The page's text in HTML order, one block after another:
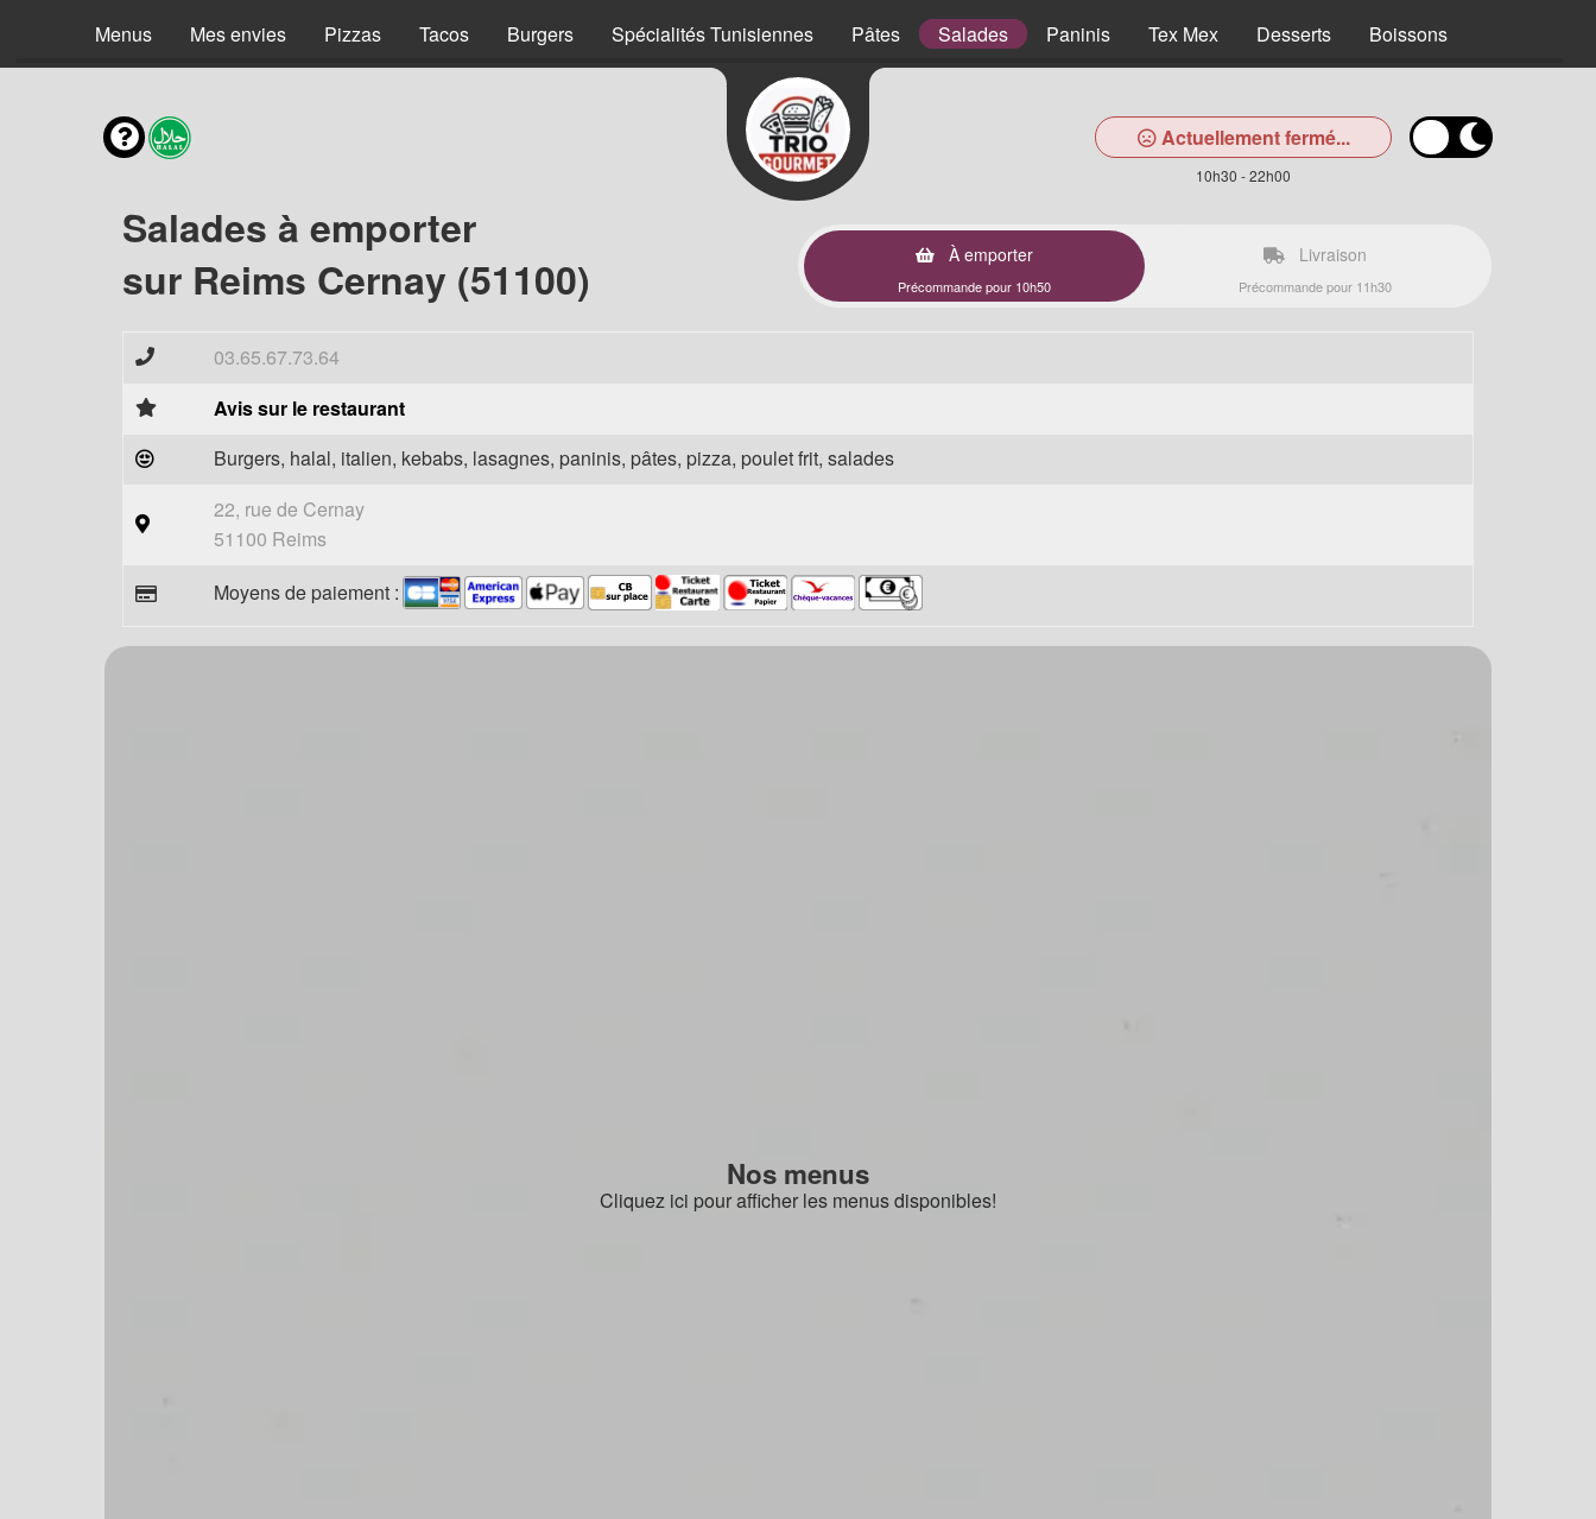
Menus Mes envies Pizzas Tacos Burgers Spécialités Tunisiennes Pâtes Salades Paninis Tex Mex Desserts Boissons
Actuellement fermé...
10h30 - 22h00
Salades à emporter
sur Reims Cernay (51100)
À emporter
Précommande pour 10h50
Livraison
Précommande pour 11h30
03.65.67.73.64
Avis sur le restaurant
Burgers, halal, italien, kebabs, lasagnes, paninis, pâtes, pizza, poulet frit, salades
22, rue de Cernay
51100 Reims
Moyens de paiement :
Nos menus
Cliquez ici pour afficher les menus disponibles!